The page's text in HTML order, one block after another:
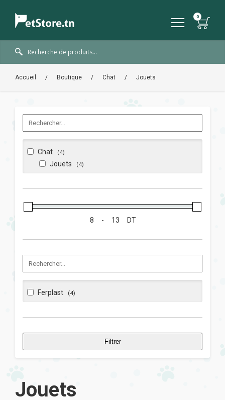
Accueil / Boutique / Chat / Jouets
Chat (4)
Jouets (4)
- DT
Ferplast (4)
Filtrer
Jouets